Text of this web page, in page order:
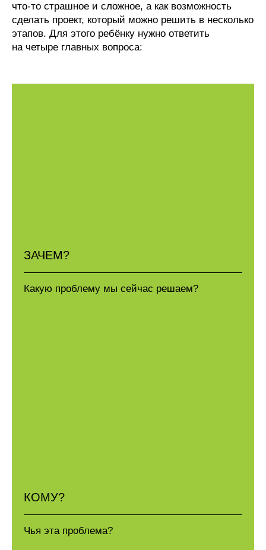
что-то страшное и сложное, а как возможность
сделать проект, который можно решить в несколько
этапов. Для этого ребёнку нужно ответить
на четыре главных вопроса:
ЗАЧЕМ?
Какую проблему мы сейчас решаем?
КОМУ?
Чья эта проблема?